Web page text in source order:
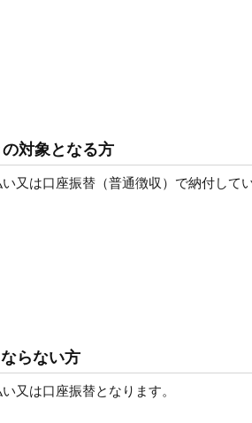
の対象となる方
又は口座振替（普通徴収）で納付して
らない方
又は口座振替となります。